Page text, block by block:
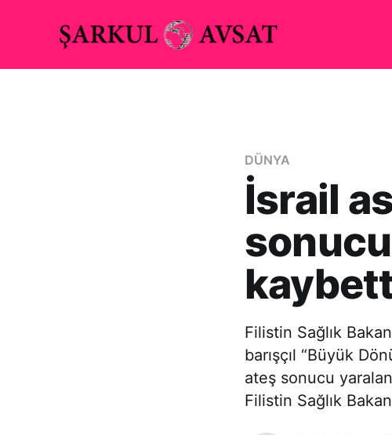
DÜNYA
İsrail
sonucu
Filistin Sağlık
barışçıl “Büyük
ateş sonucu
Filistin Sağlık